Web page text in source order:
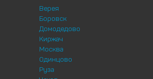
Верея
Боровск
Домодедово
Киржач
Москва
Одинцово
Руза